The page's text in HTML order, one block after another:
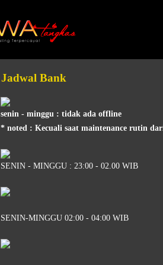
Jadwal Bank
senin - minggu : tidak ada offline
* noted : Kecuali saat maintenance rutin
SENIN - MINGGU : 23:00 - 02.00 WIB
SENIN-MINGGU 02:00 - 04:00 WIB